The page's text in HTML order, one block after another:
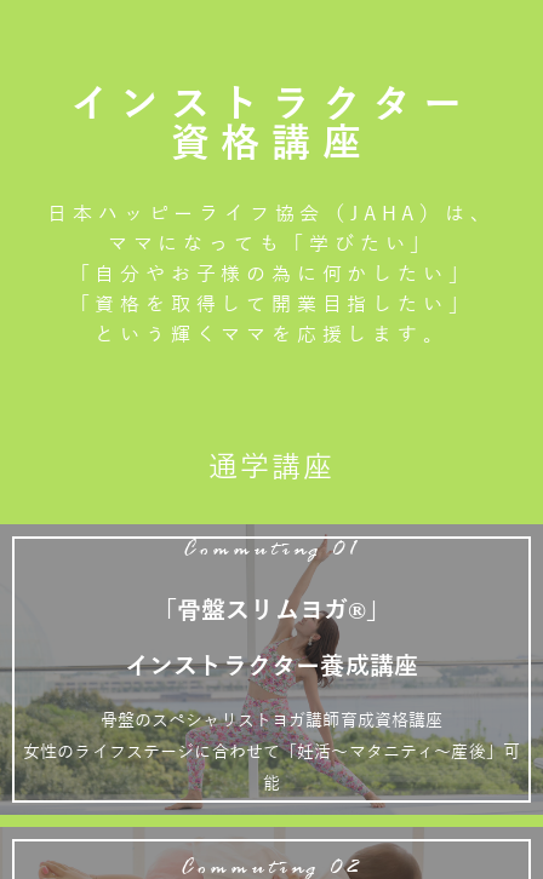
インストラクター
資格講座
日本ハッピーライフ協会（JAHA）は、
ママになっても「学びたい」
「自分やお子様の為に何かしたい」
「資格を取得して開業目指したい」
という輝くママを応援します。
通学講座
Commuting 01
「骨盤スリムヨガ®」
インストラクター養成講座
骨盤のスペシャリストヨガ講師育成資格講座
女性のライフステージに合わせて「妊活～マタニティ～産後」可
能
Commuting 02